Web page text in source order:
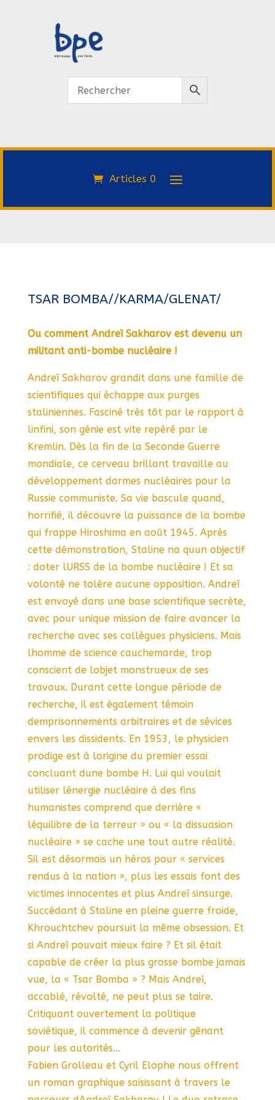
Articles 0
TSAR BOMBA//KARMA/GLENAT/
Ou comment Andreï Sakharov est devenu un
militant anti-bombe nucléaire !
Andreï Sakharov grandit dans une famille de
scientifiques qui échappe aux purges
staliniennes. Fasciné très tôt par le rapport à
linfini, son génie est vite repéré par le
Kremlin. Dès la fin de la Seconde Guerre
mondiale, ce cerveau brillant travaille au
développement darmes nucléaires pour la
Russie communiste. Sa vie bascule quand,
horrifié, il découvre la puissance de la bombe
qui frappe Hiroshima en août 1945. Après
cette démonstration, Staline na quun objectif
: doter lURSS de la bombe nucléaire ! Et sa
volonté ne tolère aucune opposition. Andreï
est envoyé dans une base scientifique secrète,
avec pour unique mission de faire avancer la
recherche avec ses collègues physiciens. Mais
lhomme de science cauchemarde, trop
conscient de lobjet monstrueux de ses
travaux. Durant cette longue période de
recherche, il est également témoin
demprisonnements arbitraires et de sévices
envers les dissidents. En 1953, le physicien
prodige est à lorigine du premier essai
concluant dune bombe H. Lui qui voulait
utiliser lénergie nucléaire à des fins
humanistes comprend que derrière «
léquilibre de la terreur » ou « la dissuasion
nucléaire » se cache une tout autre réalité.
Sil est désormais un héros pour « services
rendus à la nation », plus les essais font des
victimes innocentes et plus Andreï sinsurge.
Succédant à Staline en pleine guerre froide,
Khrouchtchev poursuit la même obsession. Et
si Andreï pouvait mieux faire ? Et sil était
capable de créer la plus grosse bombe jamais
vue, la « Tsar Bomba » ? Mais Andreï,
accablé, révolté, ne peut plus se taire.
Critiquant ouvertement la politique
soviétique, il commence à devenir gênant
pour les autorités…
Fabien Grolleau et Cyril Elophe nous offrent
un roman graphique saisissant à travers le